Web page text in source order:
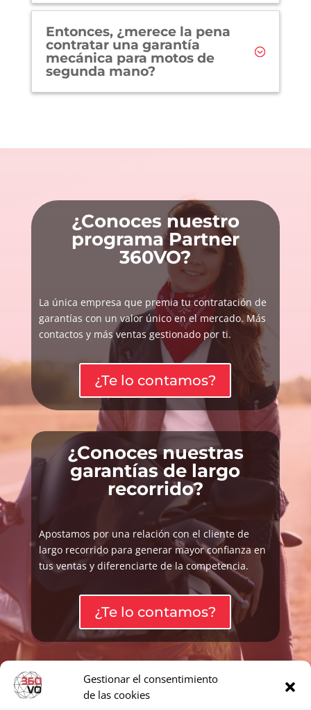
Gestionar el consentimiento
de las cookies
Entonces, ¿merece la pena
contratar una garantía
mecánica para motos de
segunda mano?
¿Conoces nuestro
programa Partner
360VO?
La única empresa que premia tu contratación de
garantías con un valor único en el mercado. Más
contactos y más ventas gestionado por ti.
¿Te lo contamos?
¿Conoces nuestras
garantías de largo
recorrido?
Apostamos por una relación con el cliente de
largo recorrido para generar mayor confianza en
tus ventas y diferenciarte de la competencia.
¿Te lo contamos?